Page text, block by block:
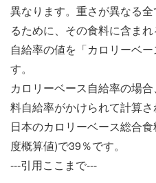
異なります。重さが異なる
るために、その食料に含ま
自給率の値を「カロリーベ
す。
カロリーベース自給率の場
料自給率がかけられて計算さ
日本のカロリーベース総合
度概算値)で39％です。
---引用ここまで---